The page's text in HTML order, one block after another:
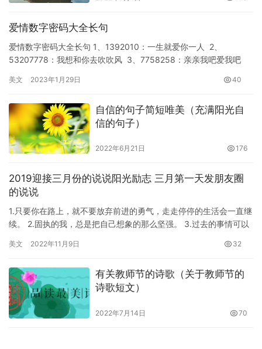
爱情数字密码大全长句
爱情数字密码大全长句 1、1392010：一生就爱你一人 2、
53207778：我想和你去吹吹风 3、7758258：亲亲我吧爱我吧
美文 2023年1月29日 40
自信的句子简短唯美（充满阳光自
信的句子）
2022年6月21日 176
2019迎接三月份的说说阳光励志 三月第一天发朋友圈
的说说
1.只要你在路上，就不要放弃前进的勇气，走走停停的生活会一直继
续。 2.固执的我，总是把自己想象的那么坚强。 3.过去的事情可以
美文 2022年11月9日 32
有关教师节的诗歌（关于教师节的
诗歌短文）
2022年7月14日 70